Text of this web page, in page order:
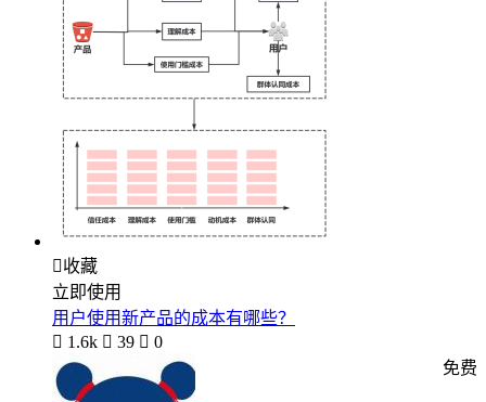
收藏
立即使用
用户使用新产品的成本有哪些？
 1.6k  39  0
免费